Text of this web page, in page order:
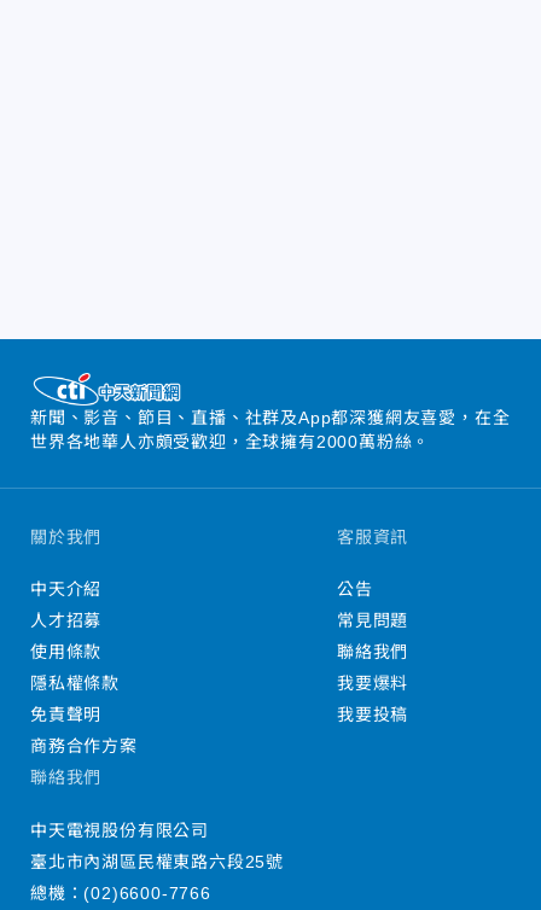
新聞、影音、節目、直播、社群及App都深獲網友喜愛，在全
世界各地華人亦頗受歡迎，全球擁有2000萬粉絲。
關於我們
中天介紹
人才招募
使用條款
隱私權條款
免責聲明
商務合作方案
客服資訊
公告
常見問題
聯絡我們
我要爆料
我要投稿
聯絡我們
中天電視股份有限公司
臺北市內湖區民權東路六段25號
總機：(02)6600-7766